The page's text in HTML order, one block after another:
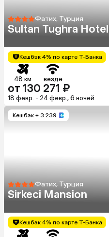
Фатих, Турция
Sultan Tughra Hotel
Кешбэк 4% по карте Т-Банка
48 км везде
от 130 271 ₽
18 февр. - 24 февр., 6 ночей
Кешбэк + 3 239
Фатих, Турция
Sirkeci Mansion
Кешбэк 4% по карте Т-Банка